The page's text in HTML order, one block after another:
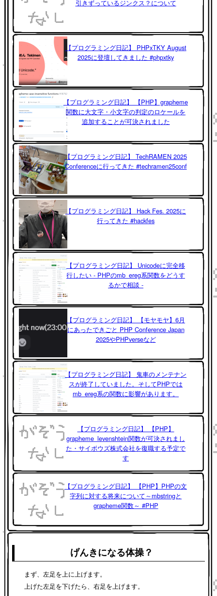
引きずっているジンクス？について
【プログラミング日記】 PHPxTKY August
2025に登壇してきました #phpxtky
【プログラミング日記】 【PHP】grapheme
関数に大文字・小文字の判定のロケールを
追加することが可決されました
【プログラミング日記】 TechRAMEN 2025
Conferenceに行ってきた #techramen25conf
【プログラミング日記】 Hack Fes. 2025に
行ってきた #hackfes
【プログラミング日記】 Unicodeに完全移
行したい - PHPのmb_ereg系関数をどうす
るかで相談 -
【プログラミング日記】 【モヤモヤ】6月
にあったできごと PHP Conference Japan
2025やPHPverseなど
【プログラミング日記】 鬼車のメンテナン
スが終了していました。そしてPHPでは
mb_ereg系の関数に影響があります。
【プログラミング日記】 【PHP】
grapheme_levenshtein関数が可決されまし
た・サイボウズ株式会社を復職する予定で
す
【プログラミング日記】 【PHP】PHPの文
字列に対する将来について～mbstringと
grapheme関数～ #PHP
げんきになる体操？
まず、左足を上に上げます。
上げた左足を下げたら、右足を上げます。